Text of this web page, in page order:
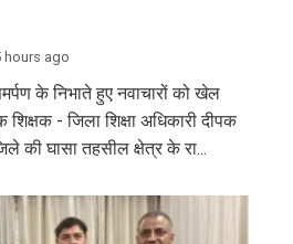
hours ago
के निभाते हुए नवाचारों को खेल
शिक्षक - जिला शिक्षा अधिकारी दीपक
की घासा तहसील क्षेत्र के रा...